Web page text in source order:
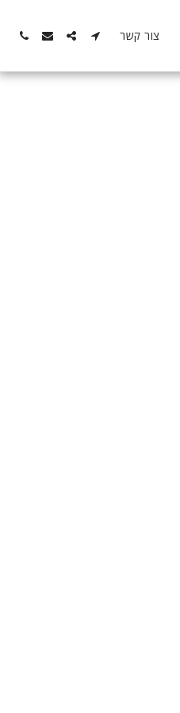
צור קשר